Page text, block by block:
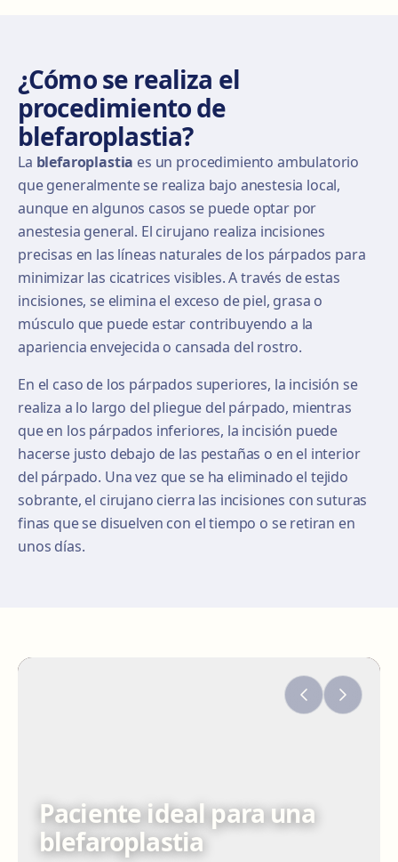
¿Cómo se realiza el
procedimiento de
blefaroplastia?
La blefaroplastia es un procedimiento ambulatorio
que generalmente se realiza bajo anestesia local,
aunque en algunos casos se puede optar por
anestesia general. El cirujano realiza incisiones
precisas en las líneas naturales de los párpados para
minimizar las cicatrices visibles. A través de estas
incisiones, se elimina el exceso de piel, grasa o
músculo que puede estar contribuyendo a la
apariencia envejecida o cansada del rostro.
En el caso de los párpados superiores, la incisión se
realiza a lo largo del pliegue del párpado, mientras
que en los párpados inferiores, la incisión puede
hacerse justo debajo de las pestañas o en el interior
del párpado. Una vez que se ha eliminado el tejido
sobrante, el cirujano cierra las incisiones con suturas
finas que se disuelven con el tiempo o se retiran en
unos días.
Paciente ideal para una
blefaroplastia